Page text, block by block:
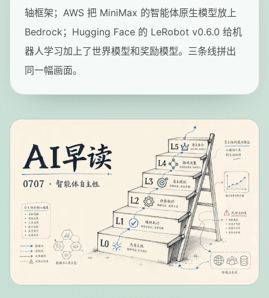
轴框架；AWS 把 MiniMax 的智能体原生模型放上
Bedrock；Hugging Face 的 LeRobot v0.6.0 给机
器人学习加上了世界模型和奖励模型。三条线拼出
同一幅画面。